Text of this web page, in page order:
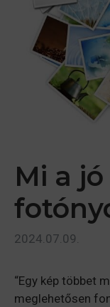
Mi a jó
2024.07.09.
“Egy kép többet
meglehetősen